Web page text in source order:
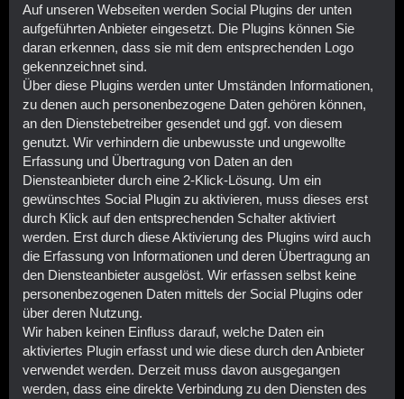
Auf unseren Webseiten werden Social Plugins der unten
aufgeführten Anbieter eingesetzt. Die Plugins können Sie
daran erkennen, dass sie mit dem entsprechenden Logo
gekennzeichnet sind.
Über diese Plugins werden unter Umständen Informationen,
zu denen auch personenbezogene Daten gehören können,
an den Dienstebetreiber gesendet und ggf. von diesem
genutzt. Wir verhindern die unbewusste und ungewollte
Erfassung und Übertragung von Daten an den
Diensteanbieter durch eine 2-Klick-Lösung. Um ein
gewünschtes Social Plugin zu aktivieren, muss dieses erst
durch Klick auf den entsprechenden Schalter aktiviert
werden. Erst durch diese Aktivierung des Plugins wird auch
die Erfassung von Informationen und deren Übertragung an
den Diensteanbieter ausgelöst. Wir erfassen selbst keine
personenbezogenen Daten mittels der Social Plugins oder
über deren Nutzung.
Wir haben keinen Einfluss darauf, welche Daten ein
aktiviertes Plugin erfasst und wie diese durch den Anbieter
verwendet werden. Derzeit muss davon ausgegangen
werden, dass eine direkte Verbindung zu den Diensten des